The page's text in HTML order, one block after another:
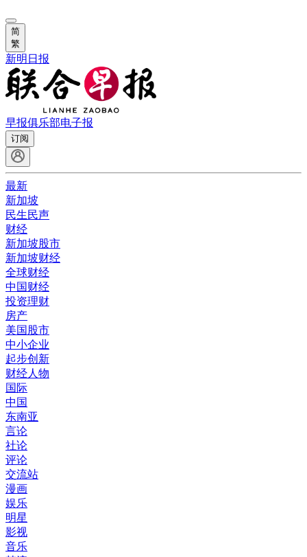
简
繁
新明日报
早报俱乐部电子报
订阅
最新
新加坡
民生民声
财经
新加坡股市
新加坡财经
全球财经
中国财经
投资理财
房产
美国股市
中小企业
起步创新
财经人物
国际
中国
东南亚
言论
社论
评论
交流站
漫画
娱乐
明星
影视
音乐